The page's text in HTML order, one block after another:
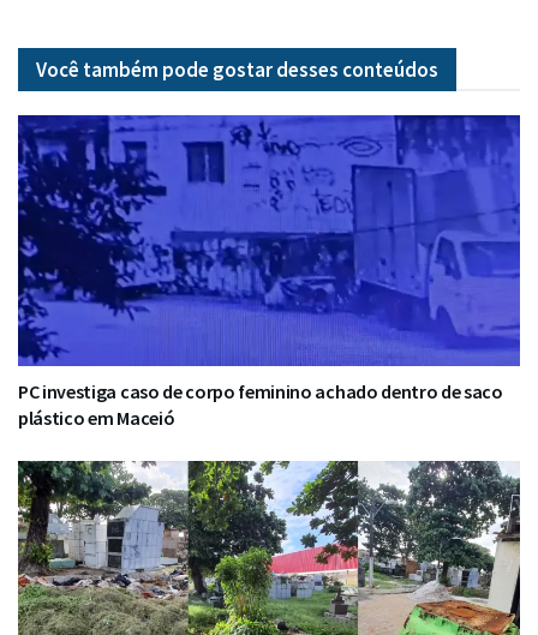
Você também pode gostar desses conteúdos
PC investiga caso de corpo feminino achado dentro de saco
plástico em Maceió